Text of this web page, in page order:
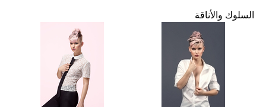
السلوك والأناقة